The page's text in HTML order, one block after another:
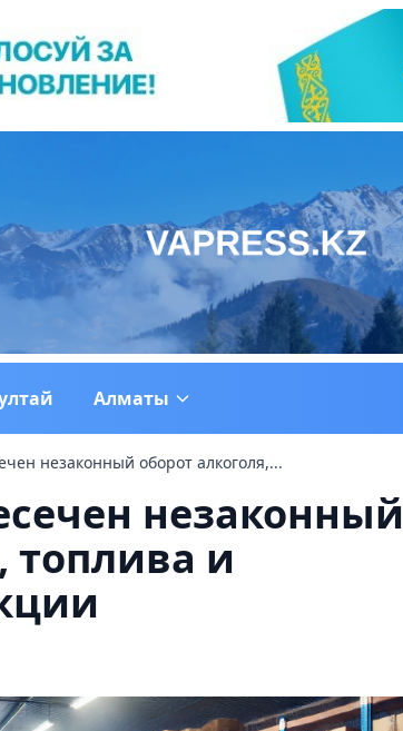
Алматы
незаконный оборот алкоголя,...
незаконный
топлива и